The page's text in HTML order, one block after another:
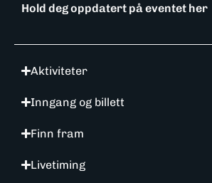
Hold deg oppdatert på eventet her
Aktiviteter
Inngang og billett
Finn fram
Livetiming